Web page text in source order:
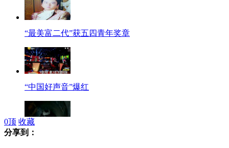
“最美富二代”获五四青年奖章
“中国好声音”爆红
0顶 收藏
分享到：